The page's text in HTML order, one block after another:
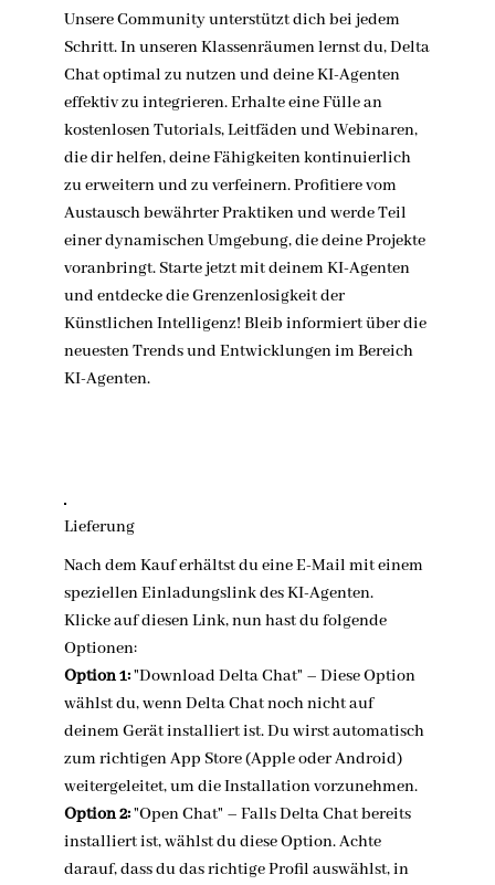
Unsere Community unterstützt dich bei jedem
Schritt. In unseren Klassenräumen lernst du, Delta
Chat optimal zu nutzen und deine KI-Agenten
effektiv zu integrieren. Erhalte eine Fülle an
kostenlosen Tutorials, Leitfäden und Webinaren,
die dir helfen, deine Fähigkeiten kontinuierlich
zu erweitern und zu verfeinern. Profitiere vom
Austausch bewährter Praktiken und werde Teil
einer dynamischen Umgebung, die deine Projekte
voranbringt. Starte jetzt mit deinem KI-Agenten
und entdecke die Grenzenlosigkeit der
Künstlichen Intelligenz! Bleib informiert über die
neuesten Trends und Entwicklungen im Bereich
KI-Agenten.
Lieferung
Nach dem Kauf erhältst du eine E-Mail mit einem
speziellen Einladungslink des KI-Agenten.
Klicke auf diesen Link, nun hast du folgende
Optionen:
Option 1:"Download Delta Chat" – Diese Option
wählst du, wenn Delta Chat noch nicht auf
deinem Gerät installiert ist. Du wirst automatisch
zum richtigen App Store (Apple oder Android)
weitergeleitet, um die Installation vorzunehmen.
Option 2:"Open Chat" – Falls Delta Chat bereits
installiert ist, wählst du diese Option. Achte
darauf, dass du das richtige Profil auswählst, in